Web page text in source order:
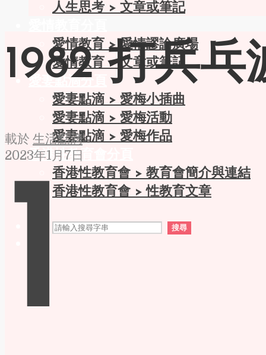
人生思考 > 文章或筆記
愛情教育 > 愛情謬論廣場
愛情教育 > 文章或筆記
愛妻點滴分頁
愛妻點滴 > 愛梅小插曲
愛妻點滴 > 愛梅活動
愛妻點滴 > 愛梅作品
香港性教育會分頁
香港性教育會 > 教育會簡介與連結
香港性教育會 > 性教育文章
搜尋
1982 打兵乓
載於 生活點滴
2023年1月7日
1